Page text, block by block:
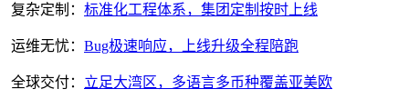
复杂定制： 标准化工程体系，集团定制按时上线
运维无忧： Bug极速响应，上线升级全程陪跑
全球交付： 立足大湾区，多语言多币种覆盖亚美欧